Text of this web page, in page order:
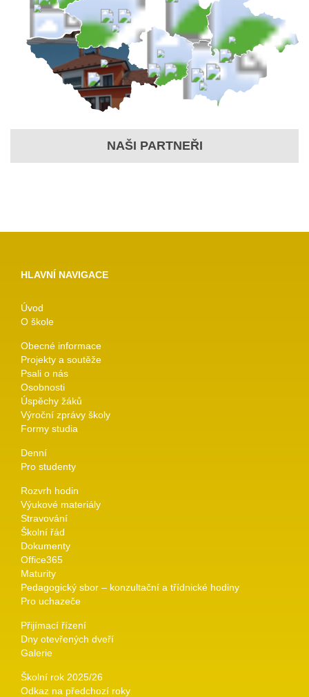
NAŠI PARTNEŘI
HLAVNÍ NAVIGACE
Úvod
O škole
Obecné informace
Projekty a soutěže
Psali o nás
Osobnosti
Úspěchy žáků
Výroční zprávy školy
Formy studia
Denní
Pro studenty
Rozvrh hodin
Výukové materiály
Stravování
Školní řád
Dokumenty
Office365
Maturity
Pedagogický sbor – konzultační a třídnické hodiny
Pro uchazeče
Přijímací řízení
Dny otevřených dveří
Galerie
Školní rok 2025/26
Odkaz na předchozí roky